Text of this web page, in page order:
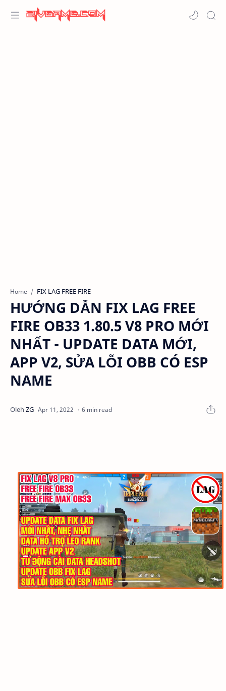
Home FIX LAG FREE FIRE
HƯỚNG DẪN FIX LAG FREE
FIRE OB33 1.80.5 V8 PRO MỚI
NHẤT - UPDATE DATA MỚI,
APP V2, SỬA LỖI OBB CÓ ESP
NAME
6 min read